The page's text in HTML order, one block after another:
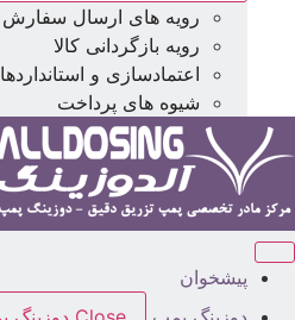
رویه های ارسال سفارش
رویه بازگردانی کالا
اعتمادسازی و استانداردها
شیوه های پرداخت
پیشخوان